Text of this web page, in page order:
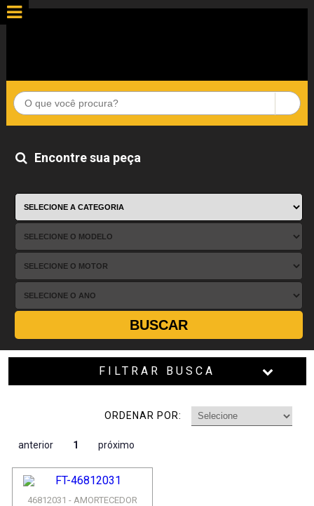
Encontre sua peça
BUSCAR
FILTRAR BUSCA
ORDENAR POR:
anterior 1 próximo
46812031 - AMORTECEDOR